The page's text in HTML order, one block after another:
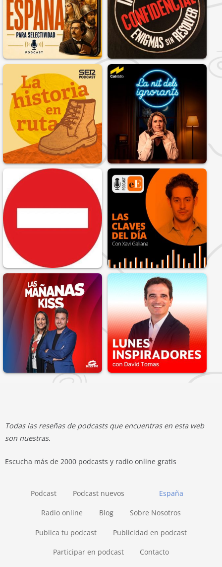
Todas las reseñas de podcasts que encuentras en esta web
son nuestras.
Escucha más de 2000 podcasts y radio online gratis
España
Podcast Podcast nuevos
Radio online Blog Sobre Nosotros
Publica tu podcast Publicidad en podcast
Participar en podcast Contacto